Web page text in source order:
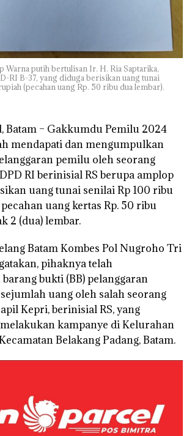
Warna putih bertulisan Ir. H. Ria Saptarika,
RI B-37, yang diduga berisikan uang tunai
(pecahan uang Rp. 50 ribu dua lembar).
Batam – Gakkumdu Pemilu 2024
mendapati dan mengumpulkan
pemilu oleh seorang
RI berinisial RS berupa amplop
uang tunai senilai Rp 100 ribu
uang kertas Rp. 50 ribu
2 (dua) lembar.
Batam Kombes Pol Nugroho Tri
pihaknya telah
bukti (BB) pelanggaran
uang oleh salah seorang
Kepri, berinisial RS, yang
kampanye di Kelurahan
Belakang Padang, Batam.